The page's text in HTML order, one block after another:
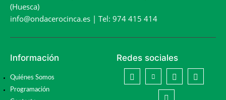
(Huesca)
info@ondacerocinca.es | Tel: 974 415 414
Información
Quiénes Somos
Programación
Redes sociales